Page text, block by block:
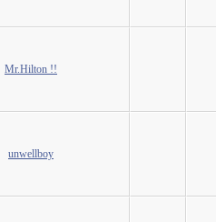
Mr.Hilton !!
unwellboy